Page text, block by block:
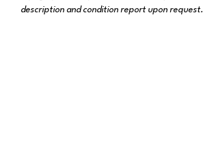
description and condition report upon request.